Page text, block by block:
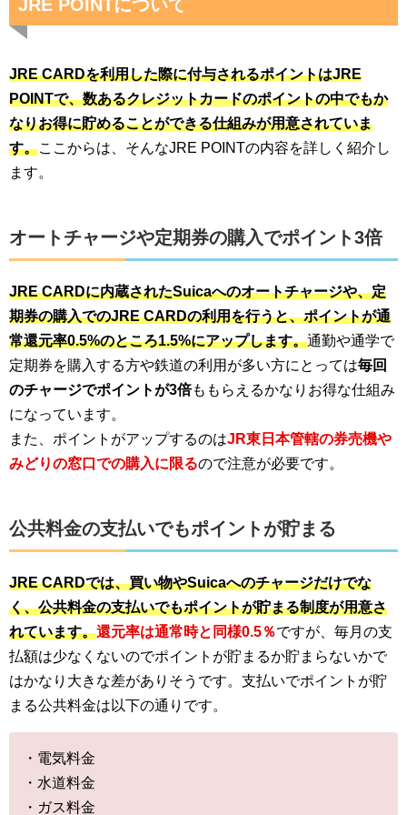
JRE POINTについて
JRE CARDを利用した際に付与されるポイントはJRE
POINTで、数あるクレジットカードのポイントの中でもか
なりお得に貯めることができる仕組みが用意されていま
す。ここからは、そんなJRE POINTの内容を詳しく紹介し
ます。
オートチャージや定期券の購入でポイント3倍
JRE CARDに内蔵されたSuicaへのオートチャージや、定
期券の購入でのJRE CARDの利用を行うと、ポイントが通
常還元率0.5%のところ1.5%にアップします。通勤や通学で
定期券を購入する方や鉄道の利用が多い方にとっては毎回
のチャージでポイントが3倍ももらえるかなりお得な仕組み
になっています。
また、ポイントがアップするのはJR東日本管轄の券売機や
みどりの窓口での購入に限るので注意が必要です。
公共料金の支払いでもポイントが貯まる
JRE CARDでは、買い物やSuicaへのチャージだけでな
く、公共料金の支払いでもポイントが貯まる制度が用意さ
れています。還元率は通常時と同様0.5％ですが、毎月の支
払額は少なくないのでポイントが貯まるか貯まらないかで
はかなり大きな差がありそうです。支払いでポイントが貯
まる公共料金は以下の通りです。
・電気料金
・水道料金
・ガス料金